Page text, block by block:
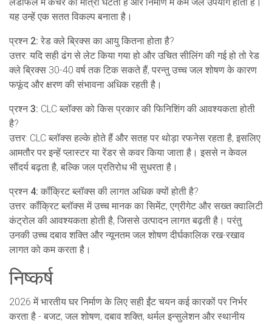
यह उन्हें एक सतत विकल्प बनाता है।
प्रश्न 2: रेड क्ले ब्रिक्स का आयु कितना होता है?
उत्तर: यदि सही ढंग से लेट किया गया हो और उचित सीलिंग की गई हो तो रेड
क्ले ब्रिक्स 30-40 वर्ष तक टिक सकते हैं, परन्तु उच्च जल शोषण के कारण
फफूंद और क्षरण की संभावना अधिक रहती है।
प्रश्न 3: CLC ब्लॉक्स को किस प्रकार की फिनिशिंग की आवश्यकता होती
है?
उत्तर: CLC ब्लॉक्स हल्के होते हैं और सतह पर थोड़ा रफनेस रहता है, इसलिए
आमतौर पर इन्हें प्लास्टर या रेंडर से कवर किया जाता है। इससे न केवल
सौंदर्य बढ़ता है, बल्कि जल प्रतिरोध भी सुधरता है।
प्रश्न 4: कॉंक्रिट ब्लॉक्स की लागत अधिक क्यों होती है?
उत्तर: कॉंक्रिट ब्लॉक्स में उच्च मानक का सिमेंट, एग्रीगेट और सख्त क्वालिटी
कंट्रोल की आवश्यकता होती है, जिससे उत्पादन लागत बढ़ती है। परंतु
उनकी उच्च दबाव शक्ति और न्यूनतम जल शोषण दीर्घकालिक रख-रखाव
लागत को कम करता है।
निष्कर्ष
2026 में भारतीय घर निर्माण के लिए सही ईंट चयन कई कारकों पर निर्भर
करता है - बजट, जल शोषण, दबाव शक्ति, थर्मल इन्सुलेशन और स्थानीय